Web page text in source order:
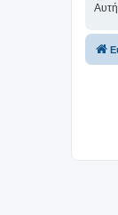
Αυτή